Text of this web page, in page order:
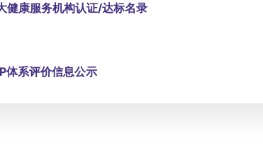
健康服务机构认证/达标名录
体系评价信息公示